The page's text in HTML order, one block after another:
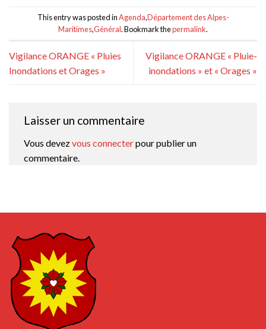
This entry was posted inAgenda,Département des Alpes-
Maritimes,Général. Bookmark thepermalink.
Vigilance ORANGE « Pluies
Inondations et Orages »
Vigilance ORANGE « Pluie-
inondations » et « Orages »
Laisser un commentaire
Vous devezvous connecterpour publier un
commentaire.